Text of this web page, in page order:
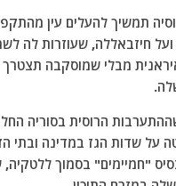
תמשיך להעלים עין
חיזבאללה, שעוזרות לה
מבלי שמוסקבה
הרוסית בסוריה
על שדות הגז במדינה ובתי
"חמיימים" בסמוך ללטקיה,